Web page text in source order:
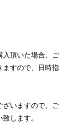
頂いた場合、ご
ますので、日時指
いますので、ご
します。